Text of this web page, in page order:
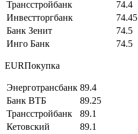
Трансстройбанк
74.4
Инвестторгбанк
74.45
Банк Зенит
74.5
Инго Банк
74.5
EURПокупка
Энерготрансбанк 89.4
Банк ВТБ
89.25
Трансстройбанк
89.1
Кетовский
89.1